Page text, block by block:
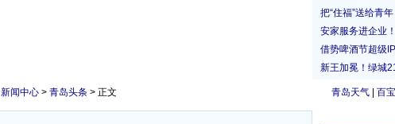
青岛天气 百
新闻中心 > 青岛头条 > 正文